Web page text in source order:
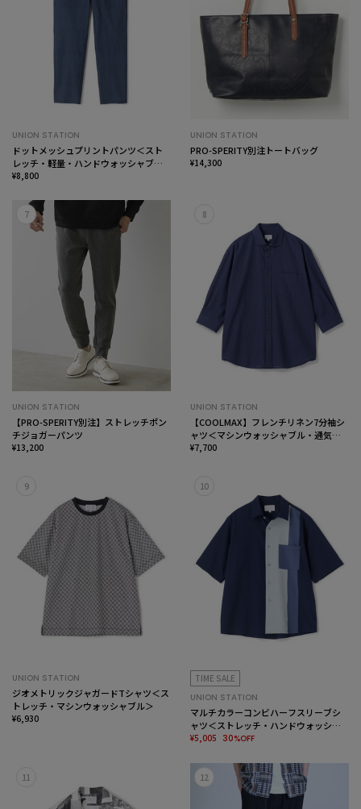
UNION STATION
ドットメッシュプリントパンツ＜スト
レッチ・軽量・ハンドウォッシャブ
ル・通気性＞
¥8,800
UNION STATION
PRO-SPERITY別注トートバッグ
¥14,300
7
UNION STATION
【PRO-SPERITY別注】ストレッチポン
チジョガーパンツ
¥13,200
8
UNION STATION
【COOLMAX】フレンチリネン7分袖シ
ャツ＜マシンウォッシャブル・通気性
＞
¥7,700
9
UNION STATION
ジオメトリックジャガードTシャツ＜ス
トレッチ・マシンウォッシャブル＞
¥6,930
10
TIME SALE
UNION STATION
マルチカラーコンビハーフスリーブシ
ャツ＜ストレッチ・ハンドウォッシャ
ブル＞
¥5,005 30%OFF
11 12